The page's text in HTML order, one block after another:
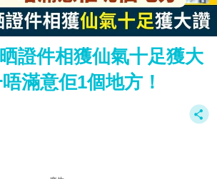
證件相獲仙氣十足獲大
滿意佢1個地方！